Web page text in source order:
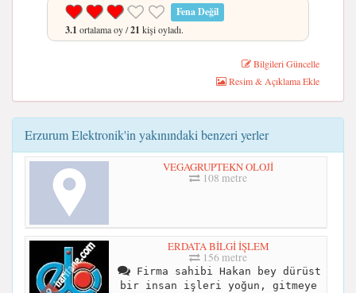
Fena Değil
3.1 ortalama oy /21 kişi oyladı.
Bilgileri Güncelle
Resim & Açıklama Ekle
Erzurum Elektronik'in yakınındaki benzeri yerler
VEGAGRUPTEKN OLOJİ
108 metre
ERDATA BİLGİ İŞLEM
156 metre
Firma sahibi Hakan bey dürüst
bir insan işleri yoğun, gitmeye